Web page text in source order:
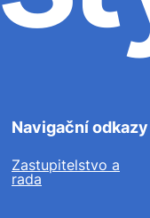
Navigační odkazy
Zastupitelstvo a
rada